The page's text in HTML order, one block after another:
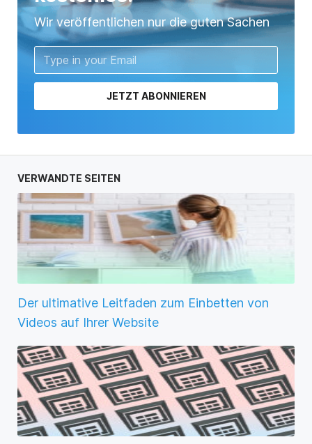
Wir veröffentlichen nur die guten Sachen
JETZT ABONNIEREN
VERWANDTE SEITEN
Der ultimative Leitfaden zum Einbetten von
Videos auf Ihrer Website